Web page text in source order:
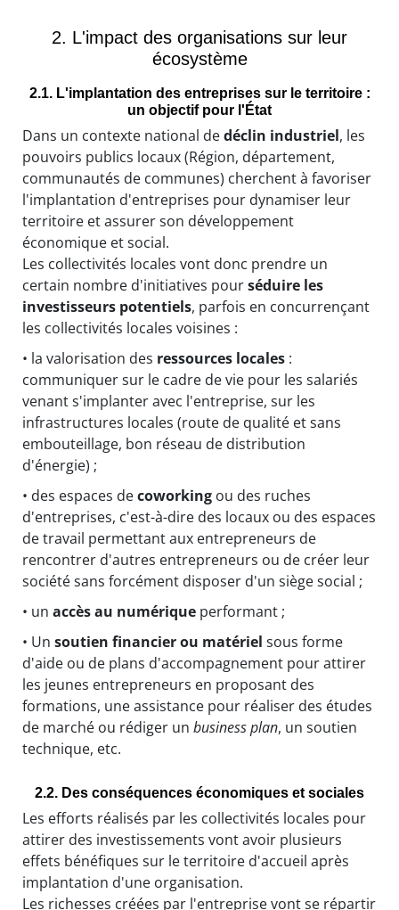
2. L'impact des organisations sur leur
écosystème
2.1. L'implantation des entreprises sur le territoire :
un objectif pour l'État
Dans un contexte national dedéclin industriel, les
pouvoirs publics locaux (Région, département,
communautés de communes) cherchent à favoriser
l'implantation d'entreprises pour dynamiser leur
territoire et assurer son développement
économique et social.
Les collectivités locales vont donc prendre un
certain nombre d'initiatives pourséduire les
investisseurs potentiels, parfois en concurrençant
les collectivités locales voisines :
• la valorisation des ressources locales :
communiquer sur le cadre de vie pour les salariés
venant s'implanter avec l'entreprise, sur les
infrastructures locales (route de qualité et sans
embouteillage, bon réseau de distribution
d'énergie) ;
• des espaces decoworking ou des ruches
d'entreprises, c'est-à-dire des locaux ou des espaces
de travail permettant aux entrepreneurs de
rencontrer d'autres entrepreneurs ou de créer leur
société sans forcément disposer d'un siège social ;
• un accès au numérique performant ;
• Un soutien financier ou matériel sous forme
d'aide ou de plans d'accompagnement pour attirer
les jeunes entrepreneurs en proposant des
formations, une assistance pour réaliser des études
de marché ou rédiger un business plan, un soutien
technique, etc.
2.2. Des conséquences économiques et sociales
Les efforts réalisés par les collectivités locales pour
attirer des investissements vont avoir plusieurs
effets bénéfiques sur le territoire d'accueil après
implantation d'une organisation.
Les richesses créées par l'entreprise vont se répartir